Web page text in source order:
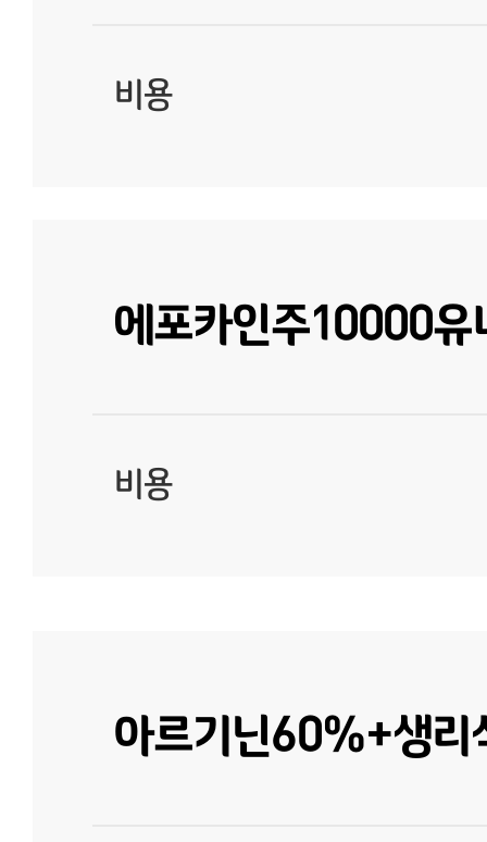
비용
에포카인주10000유
비용
아르기닌60%+생리